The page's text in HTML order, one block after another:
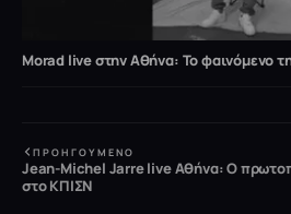
Morad live στην Αθήνα: Το φαινόμενο
ΠΡΟΗΓΟΎΜΕΝΟ
Jean-Michel Jarre live Αθήνα: Ο
στο ΚΠΙΣΝ